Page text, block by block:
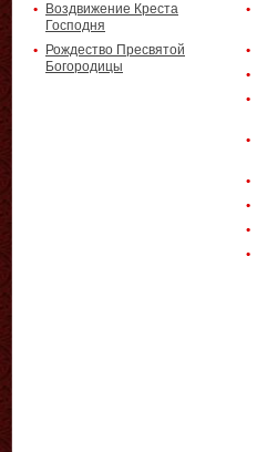
Воздвижение Креста
Господня
Рождество Пресвятой
Богородицы